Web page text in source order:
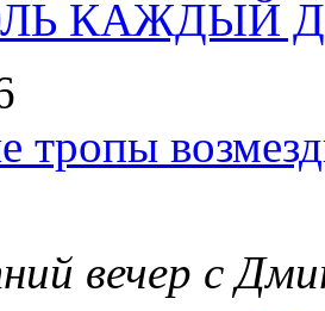
КАЖДЫЙ
тропы
вечер с